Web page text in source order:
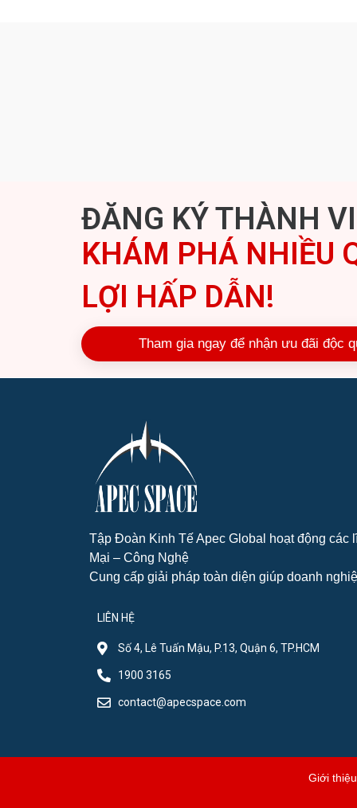
ĐĂNG KÝ THÀNH
KHÁM PHÁ NHIỀU
LỢI HẤP DẪN!
Tham gia ngay để nhận ưu đãi độc
Tập Đoàn Kinh Tế Apec Global hoạt động
Mại – Công Nghệ
Cung cấp giải pháp toàn diện giúp doanh
LIÊN HỆ
Số 4, Lê Tuấn Mậu, P.13, Quận 6, TP.HCM
1900 3165
contact@apecspace.com
Giới thiệu